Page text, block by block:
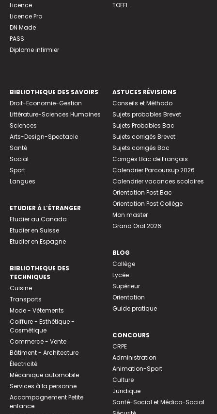
Licence
Licence Pro
DN Made
PASS
Diplome infirmier
TOEFL
BIBLIOTHEQUE DES SAVOIRS
Droit-Economie-Gestion
Littérature-Sciences Humaines
Sciences
Arts-Design-Spectacle
Santé
Social
Sport
Langues
ETUDIER À L’ÉTRANGER
Etudier au Canada
Etudier en Suisse
Etudier en Espagne
BIBLIOTHEQUE DES
TECHNIQUES
Cuisine
Transports
Mode - Vêtements
Coiffure - Esthétique -
Cosmétique
Commerce - Vente
Bâtiment - Architecture
Électricité
Mécanique automobile
Services à la personne
Accompagnement Petite
enfance
ASTUCES RÉVISIONS
Conseils et Méthodo
Sujets probables Brevet
Sujets Probables Bac
Sujets corrigés Brevet
Sujets corrigés Bac
Corrigés Bac de Français
Calendrier Parcoursup 2026
Calendrier vacances scolaires
Orientation Post Bac
Orientation Post Collège
Mon master
Grand Oral 2026
BLOG
Collège
Lycée
Supérieur
Orientation
Guide pratique
CONCOURS
CRPE
Administration
Animation-Sport
Culture
Juridique
Santé-Social et Médico-Social